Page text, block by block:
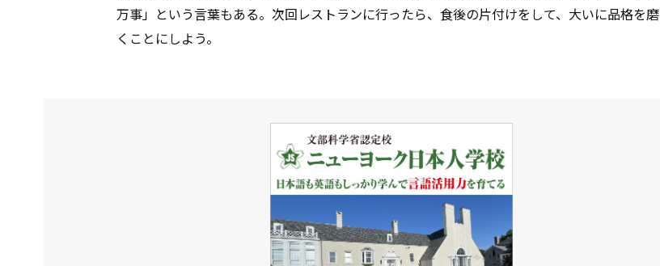
万事」という言葉もある。次回レストランに行ったら、食後の片付けをして、大いに品格を磨
くことにしよう。